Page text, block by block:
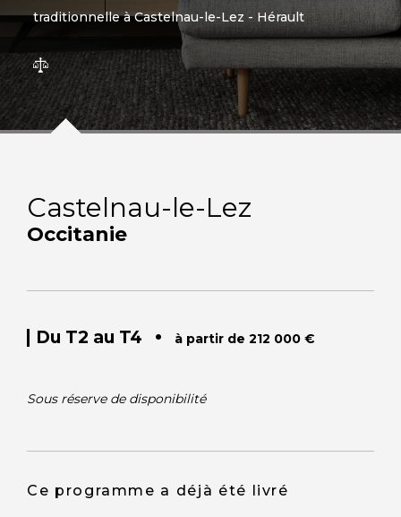
traditionnelle à Castelnau-le-Lez - Hérault
Castelnau-le-Lez
Occitanie
Du T2 au T4 • à partir de 212 000 €
Sous réserve de disponibilité
Ce programme a déjà été livré